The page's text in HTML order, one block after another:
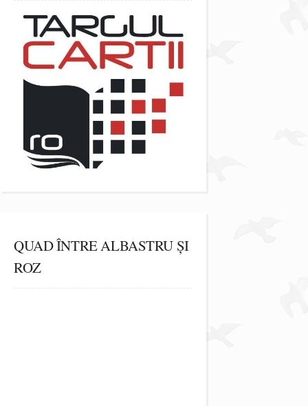
QUAD ÎNTRE ALBASTRU ȘI
ROZ